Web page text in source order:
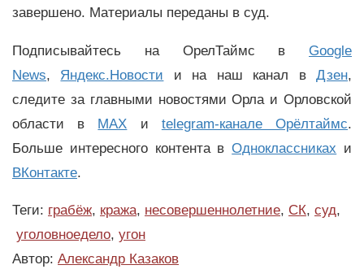
завершено. Материалы переданы в суд.
Подписывайтесь на ОрелТаймс в Google
News, Яндекс.Новости и на наш канал вДзен,
следите за главными новостями Орла и Орловской
области в MAX и telegram-канале Орёлтаймс.
Больше интересного контента вОдноклассниках и
ВКонтакте.
Теги: грабёж, кража, несовершеннолетние, СК, суд,
уголовноедело, угон
Автор: Александр Казаков